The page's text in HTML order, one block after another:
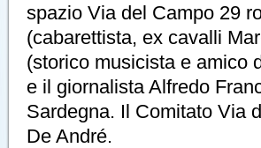
spazio Via del Campo 29
(cabarettista, ex cavalli
(storico musicista e amico
e il giornalista Alfredo
Sardegna. Il Comitato Via
De André.